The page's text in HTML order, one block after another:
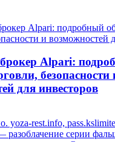
Alpari:
безопасности
для инвесторов